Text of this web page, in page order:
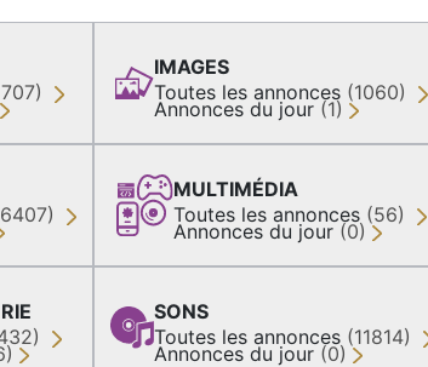
IMAGES
Toutes les annonces (1060)
Annonces du jour (1)
MULTIMÉDIA
Toutes les annonces (56)
Annonces du jour (0)
SONS
Toutes les annonces (11814)
Annonces du jour (0)